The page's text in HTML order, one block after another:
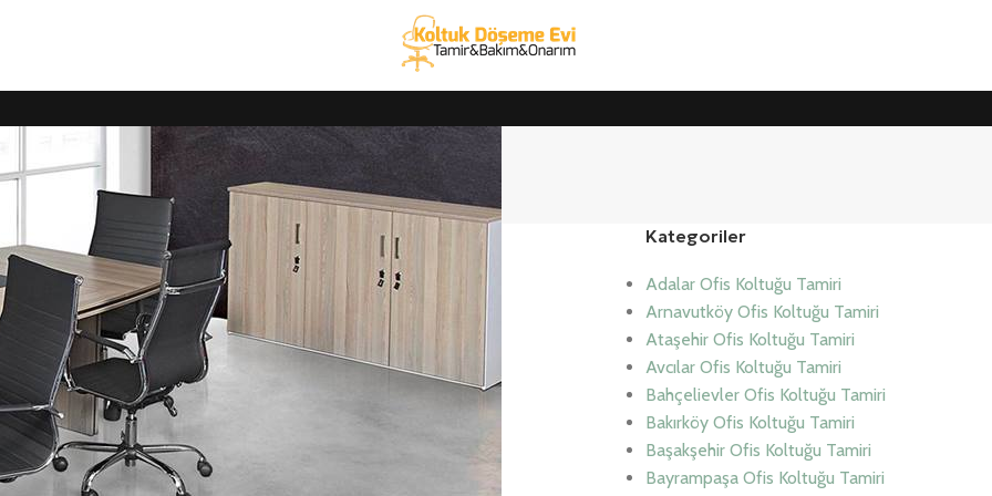
Kategoriler
Adalar Ofis Koltuğu Tamiri
Arnavutköy Ofis Koltuğu Tamiri
Ataşehir Ofis Koltuğu Tamiri
Avcılar Ofis Koltuğu Tamiri
Bahçelievler Ofis Koltuğu Tamiri
Bakırköy Ofis Koltuğu Tamiri
Başakşehir Ofis Koltuğu Tamiri
Bayrampaşa Ofis Koltuğu Tamiri